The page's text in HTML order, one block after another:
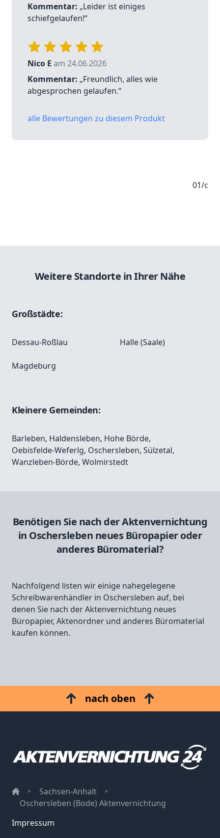
Kommentar: „Leider ist einiges
schiefgelaufen!“
Nico E am 24.06.2026
Kommentar: „Freundlich, alles wie
abgesprochen gelaufen.“
alle Bewertungen zu diesem Produkt
01/c
Weitere Standorte in Ihrer Nähe
Großstädte:
Dessau-Roßlau Halle (Saale)
Magdeburg
Kleinere Gemeinden:
Barleben, Haldensleben, Hohe Börde,
Oebisfelde-Weferlg, Oschersleben, Sülzetal,
Wanzleben-Börde, Wolmirstedt
Benötigen Sie nach der Aktenvernichtung
in Oschersleben neues Büropapier oder
anderes Büromaterial?
Nachfolgend listen wir einige nahegelegene
Schreibwarenhändler in Oschersleben auf, bei
denen Sie nach der Aktenvernichtung neues
Büropapier, Aktenordner und anderes Büromaterial
kaufen können.
nach oben
Sachsen-Anhalt
Oschersleben (Bode) Aktenvernichtung
Impressum